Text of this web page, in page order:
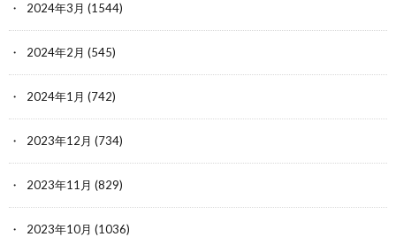
2024年3月 (1544)
2024年2月 (545)
2024年1月 (742)
2023年12月 (734)
2023年11月 (829)
2023年10月 (1036)